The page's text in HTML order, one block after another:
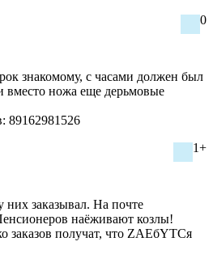
0
знакомому, с часами должен был
ножа еще дерьмовые
89162981526
1+
них заказывал. На почте
наёживают козлы!
заказов получат, что ZAEбYTCя